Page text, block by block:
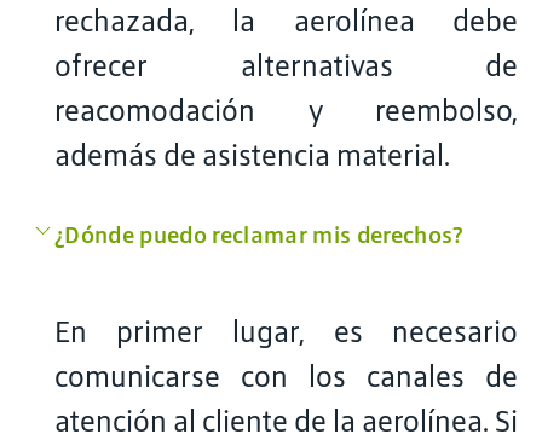
rechazada, la aerolínea debe
ofrecer alternativas de
reacomodación y reembolso,
además de asistencia material.
¿Dónde puedo reclamar mis derechos?
En primer lugar, es necesario
comunicarse con los canales de
atención al cliente de la aerolínea. Si